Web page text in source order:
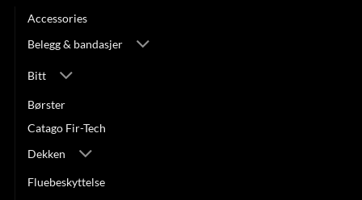
Accessories
Belegg & bandasjer
Bitt
Børster
Catago Fir-Tech
Dekken
Fluebeskyttelse